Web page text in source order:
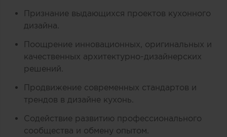
Признание выдающихся проектов кухонного
дизайна.
Поощрение инновационных, оригинальных и
качественных архитектурно-дизайнерских
решений.
Продвижение современных стандартов и
трендов в дизайне кухонь.
Содействие развитию профессионального
сообщества и обмену опытом.